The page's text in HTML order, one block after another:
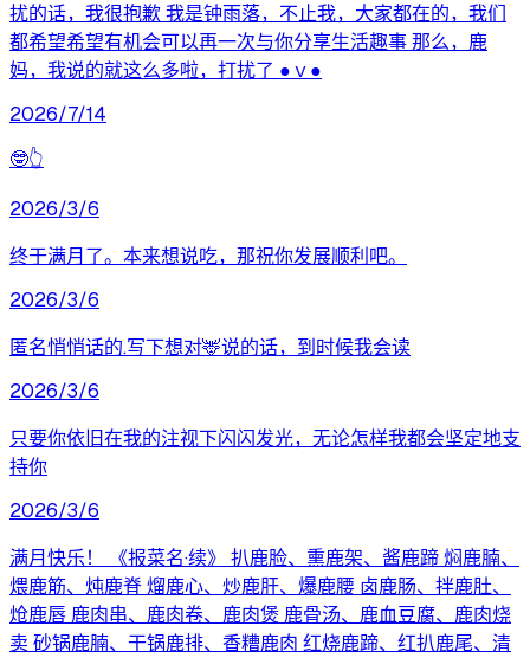
扰的话，我很抱歉 我是钟雨落，不止我，大家都在的，我们
都希望希望有机会可以再一次与你分享生活趣事 那么，鹿
妈，我说的就这么多啦，打扰了 ●ｖ●
2026/7/14
🤓👆
2026/3/6
终于满月了。本来想说吃，那祝你发展顺利吧。
2026/3/6
匿名悄悄话的.写下想对🦌说的话，到时候我会读
2026/3/6
只要你依旧在我的注视下闪闪发光，无论怎样我都会坚定地支
持你
2026/3/6
满月快乐！ 《报菜名·续》 扒鹿脸、熏鹿架、酱鹿蹄 焖鹿腩、
煨鹿筋、炖鹿脊 熘鹿心、炒鹿肝、爆鹿腰 卤鹿肠、拌鹿肚、
炝鹿唇 鹿肉串、鹿肉卷、鹿肉煲 鹿骨汤、鹿血豆腐、鹿肉烧
卖 砂锅鹿腩、干锅鹿排、香糟鹿肉 红烧鹿蹄、红扒鹿尾、清